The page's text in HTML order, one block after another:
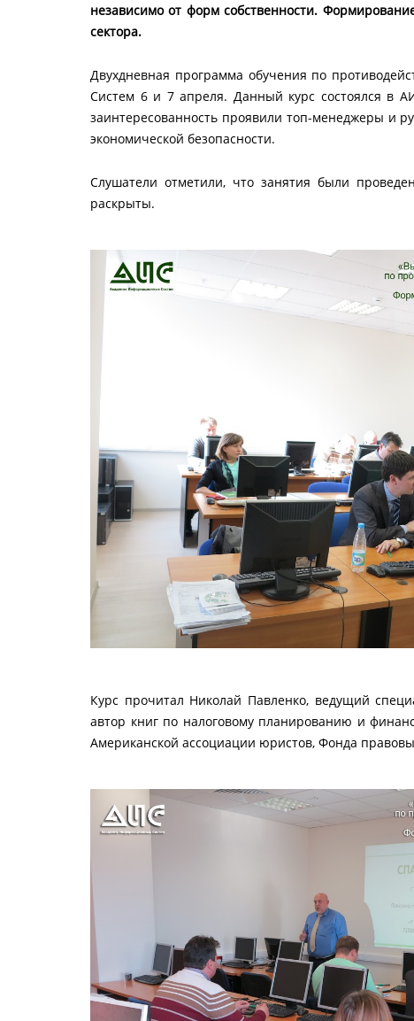
независимо от форм собственности.
сектора.
Двухдневная программа обучения по
Систем 6 и 7 апреля. Данный курс состоялся в
заинтересованность проявили топ-менеджеры и
экономической безопасности.
Cлушатели отметили, что занятия были
раскрыты.
Курс прочитал Николай Павленко, ведущий
автор книг по налоговому планированию и
Американской ассоциации юристов, Фонда